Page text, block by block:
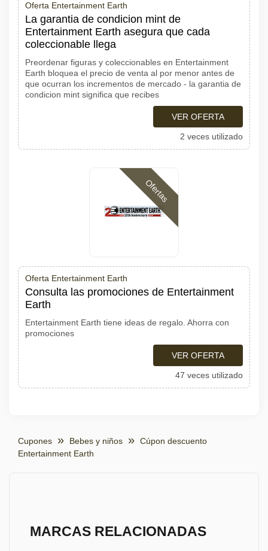
Oferta Entertainment Earth
La garantia de condicion mint de
Entertainment Earth asegura que cada
coleccionable llega
Preordenar figuras y coleccionables en Entertainment
Earth bloquea el precio de venta al por menor antes de
que ocurran los incrementos de mercado - la garantia de
condicion mint significa que recibes
VER OFERTA
2 veces utilizado
Ofertas
Oferta Entertainment Earth
Consulta las promociones de Entertainment
Earth
Entertainment Earth tiene ideas de regalo. Ahorra con
promociones
VER OFERTA
47 veces utilizado
Cupones Bebes y niños
Cúpon descuento
Entertainment Earth
MARCAS RELACIONADAS